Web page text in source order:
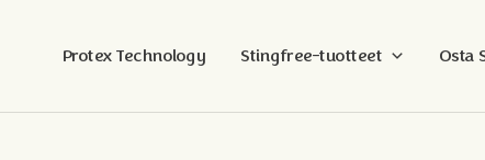
Protex Technology Stingfree-tuotteet Osta